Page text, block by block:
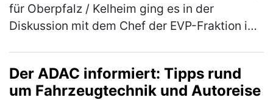
für Oberpfalz / Kelheim ging es in der
Diskussion mit dem Chef der EVP-Fraktion im
Der ADAC informiert: Tipps rund
um Fahrzeugtechnik und Autoreise